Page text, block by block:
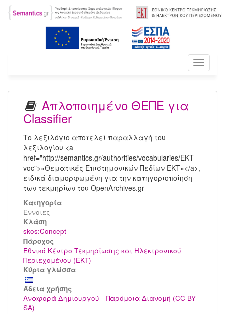
Toggle
Απλοποιημένο ΘΕΠΕ για
Classifier
Το λεξιλόγιο αποτελεί παραλλαγή του
λεξιλογίου <a
href="http://semantics.gr/authorities/vocabularies/EKT-
voc">«Θεματικές Επιστημονικών Πεδίων ΕΚΤ»</a>,
ειδικά διαμορφωμένη για την κατηγοριοποίηση
των τεκμηρίων του OpenArchives.gr
Κατηγορία
Έννοιες
Kλάση
skos:Concept
Πάροχος
Εθνικό Κέντρο Τεκμηρίωσης και Ηλεκτρονικού
Περιεχομένου (ΕΚΤ)
Κύρια γλώσσα
Άδεια χρήσης
Αναφορά Δημιουργού - Παρόμοια Διανομή (CC BY-
SA)